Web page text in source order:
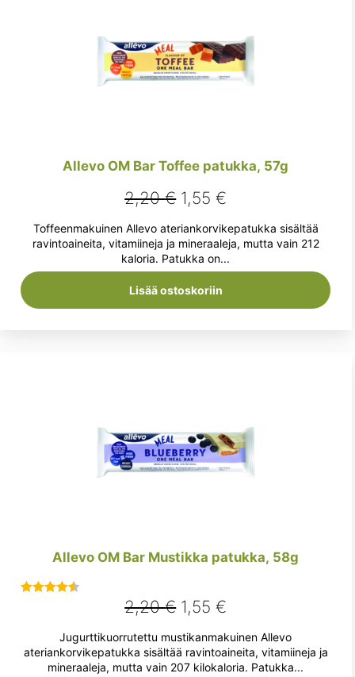
Allevo OM Bar Toffee patukka, 57g
2,20€ Alkuperäinen
hinta
oli:
2,20 €.
1,55€
hinta
on:
1,55 €.
Toffeenmakuinen Allevo ateriankorvikepatukka sisältää
ravintoaineita, vitamiineja ja mineraaleja, mutta vain 212
kaloria. Patukka on...
Lisää ostoskoriin
Allevo OM Bar Mustikka patukka, 58g
/ 5
2,20€ Alkuperäinen
hinta
oli:
1,55€
hinta
on:
Jugurttikuorrutettu mustikanmakuinen Allevo
ateriankorvikepatukka sisältää ravintoaineita, vitamiineja ja
mineraaleja, mutta vain 207 kilokaloria. Patukka...